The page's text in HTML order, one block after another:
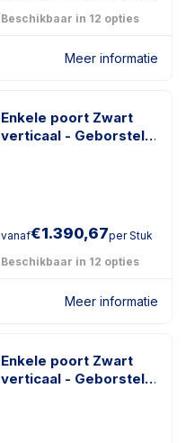
Beschikbaar in 12 opties
Meer informatie
Enkele poort Zwart
verticaal - Geborsteld
vanaf€1.390,67per Stuk
Beschikbaar in 12 opties
Meer informatie
Enkele poort Zwart
verticaal - Geborsteld